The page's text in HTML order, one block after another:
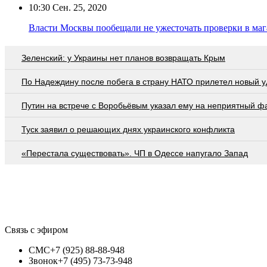
10:30 Сен. 25, 2020
Власти Москвы пообещали не ужесточать проверки в
Зеленский: у Украины нет планов возвращать Крым
По Надеждину после побега в страну НАТО прилетел новый
Путин на встрече с Воробьёвым указал ему на неприятный
Туск заявил о решающих днях украинского конфликта
«Перестала существовать». ЧП в Одессе напугало Запад
Связь с эфиром
СМС+7 (925) 88-88-948
Звонок+7 (495) 73-73-948